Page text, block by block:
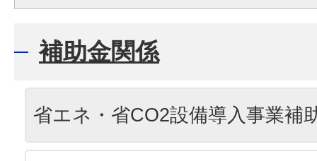
補助金関係
省エネ・省CO2設備導入事業補